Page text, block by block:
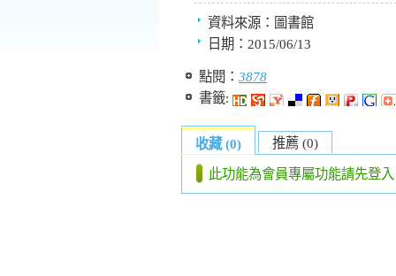
資料來源： 圖書館
日期： 2015/06/13
點閱： 3878
書籤:
收藏 (0) 推薦 (0)
此功能為會員專屬功能請先登入